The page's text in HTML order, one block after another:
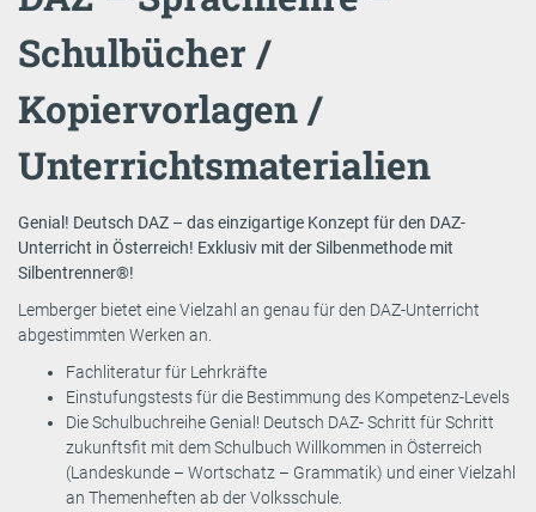
Schulbücher /
Kopiervorlagen /
Unterrichtsmaterialien
Genial! Deutsch DAZ – das einzigartige Konzept für den DAZ-
Unterricht in Österreich! Exklusiv mit der Silbenmethode mit
Silbentrenner®!
Lemberger bietet eine Vielzahl an genau für den DAZ-Unterricht
abgestimmten Werken an.
Fachliteratur für Lehrkräfte
Einstufungstests für die Bestimmung des Kompetenz-Levels
Die Schulbuchreihe Genial! Deutsch DAZ- Schritt für Schritt
zukunftsfit mit dem Schulbuch Willkommen in Österreich
(Landeskunde – Wortschatz – Grammatik) und einer Vielzahl
an Themenheften ab der Volksschule.